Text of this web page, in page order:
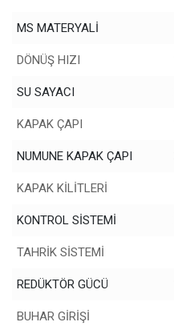
MS MATERYALİ
DÖNÜŞ HIZI
SU SAYACI
KAPAK ÇAPI
NUMUNE KAPAK ÇAPI
KAPAK KİLİTLERİ
KONTROL SİSTEMİ
TAHRİK SİSTEMİ
REDÜKTÖR GÜCÜ
BUHAR GİRİŞİ